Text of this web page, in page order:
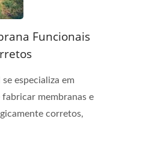
Funcionais
especializa em
fabricar membranas e
corretos,